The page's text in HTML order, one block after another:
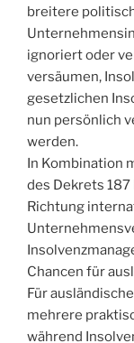
breitere
ignoriert oder
versäumen,
gesetzlichen
nun persönlich
werden.
In Kombination
des Dekrets
Richtung
Chancen für
Für
mehrere
während